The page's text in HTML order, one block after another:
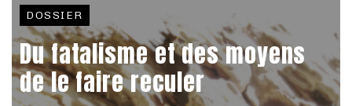
DOSSIER
Du fatalisme et des moyens
de le faire reculer